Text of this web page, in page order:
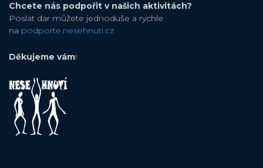
Chcete nás podpořit v našich aktivitách?
Poslat dar můžete jednoduše a rychle
na podporte.nesehnuti.cz
Děkujeme vám!